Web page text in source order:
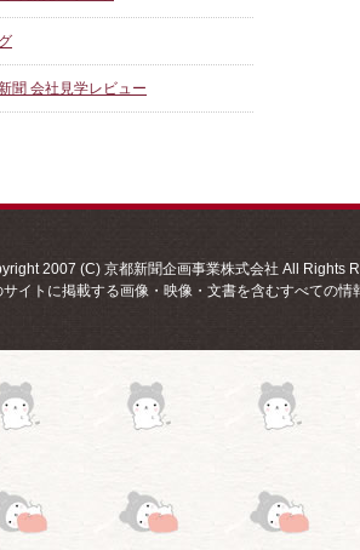
聞 会社見学レビュー
2007 (C) 京都新聞企画事業株式会社 All Rights
サイトに掲載する画像・映像・文書を含むすべての